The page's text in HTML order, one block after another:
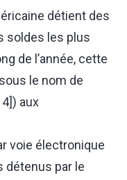
détient des
soldes les plus
de l’année, cette
le nom de
aux
voie électronique
détenus par le